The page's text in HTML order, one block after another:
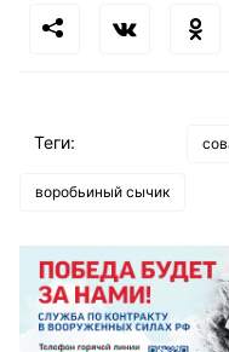
Теги:
воробьиный сычик